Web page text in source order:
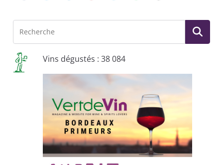
Vins dégustés : 38 084